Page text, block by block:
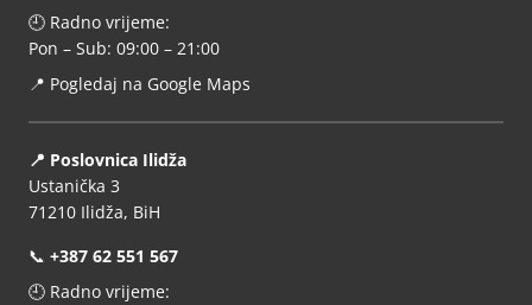
🕘 Radno vrijeme:
Pon – Sub: 09:00 – 21:00
📍 Pogledaj na Google Maps
📍 Poslovnica Ilidža
Ustanička 3
71210 Ilidža, BiH
📞 +387 62 551 567
🕘 Radno vrijeme: